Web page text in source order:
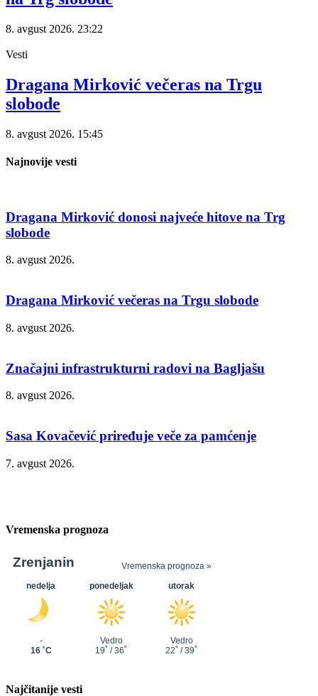
8. avgust 2026. 23:22
Vesti
Dragana Mirković večeras na Trgu
slobode
8. avgust 2026. 15:45
Najnovije vesti
Dragana Mirković donosi najveće hitove na Trg
slobode
8. avgust 2026.
Dragana Mirković večeras na Trgu slobode
8. avgust 2026.
Značajni infrastrukturni radovi na Bagljašu
8. avgust 2026.
Sasa Kovačević priređuje veče za pamćenje
7. avgust 2026.
Vremenska prognoza
Najčitanije vesti